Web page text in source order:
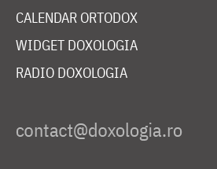
CALENDAR ORTODOX
WIDGET DOXOLOGIA
RADIO DOXOLOGIA